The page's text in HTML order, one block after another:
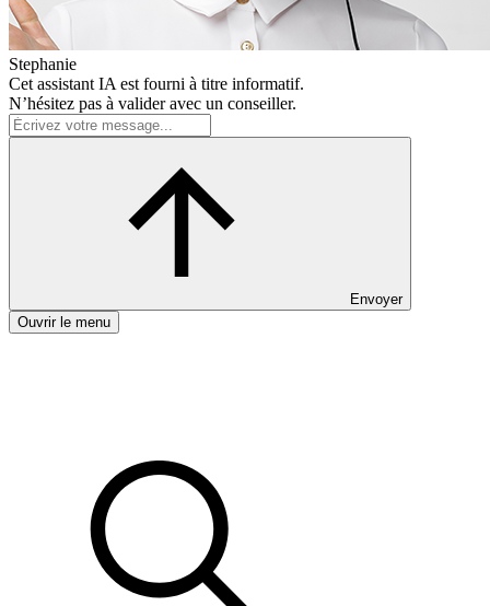
Stephanie
Cet assistant IA est fourni à titre informatif.
N’hésitez pas à valider avec un conseiller.
Envoyer
Ouvrir le menu